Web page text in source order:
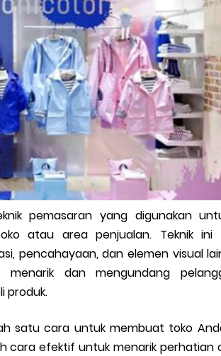
Wa: Cara Mudah Membuat Dan
Windows 10
Panggilan Di Ig
Android: Apa Itu Dan Bagaimana Cara
Pasangan: Cara Terbaik Untuk
Windows Ori
Ig Dengan Mudah
Android: Solusi Praktis Untuk Pecinta
Call, tapi Download Aplikasinya Dulu,
pemasaran yang digunakan
atau area penjualan. Teknik ini
pencahayaan, dan elemen visual
dan mengundang
produk.
satu cara untuk membuat toko
cara efektif untuk menarik perhatian